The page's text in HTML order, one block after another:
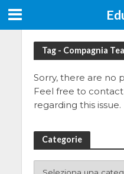
Tag - Compagnia
Sorry, there are no
Feel free to
regarding this issue.
Categorie